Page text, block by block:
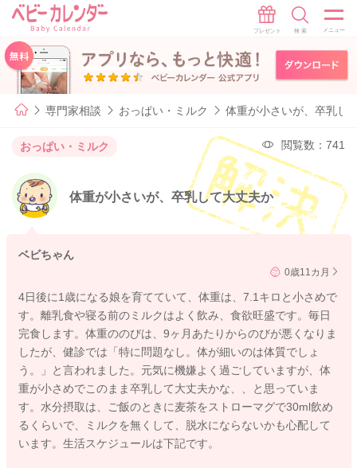
専門家相談 おっぱい・ミルク 体重が小さいが、卒乳し
おっぱい・ミルク 閲覧数：741
体重が小さいが、卒乳して大丈夫か
ベビちゃん
0歳11カ月
4日後に1歳になる娘を育てていて、体重は、7.1キロと小さめで
す。離乳食や寝る前のミルクはよく飲み、食欲旺盛です。毎日
完食します。体重ののびは、9ヶ月あたりからのびが悪くなりま
したが、健診では「特に問題なし。体が細いのは体質でしょ
う。」と言われました。元気に機嫌よく過ごしていますが、体
重が小さめでこのまま卒乳して大丈夫かな、、と思っていま
す。水分摂取は、ご飯のときに麦茶をストローマグで30ml飲め
るくらいで、ミルクを無くして、脱水にならないかも心配して
います。生活スケジュールは下記です。